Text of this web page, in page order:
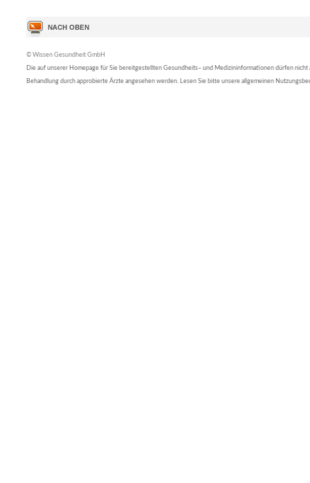
© Wissen Gesundheit GmbH
Die auf unserer Homepage für Sie bereitgestellten Gesundheits– und Medizininformationen dürfen nicht
Behandlung durch approbierte Ärzte angesehen werden. Lesen Sie bitte unsere allgemeinen